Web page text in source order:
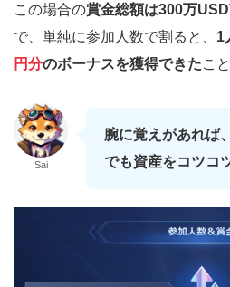
この場合の賞金総額は300万
で、単純に参加人数で割ると、 1
円分のボーナスを獲得できたこ
Sai
腕に覚えがあれば
でも資産をコツコ